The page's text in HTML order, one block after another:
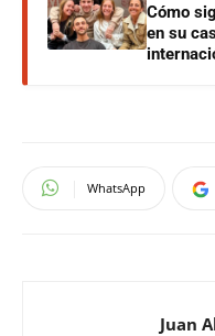
Cómo
en su
WhatsApp
Juan